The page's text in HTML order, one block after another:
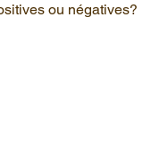
ou négatives?